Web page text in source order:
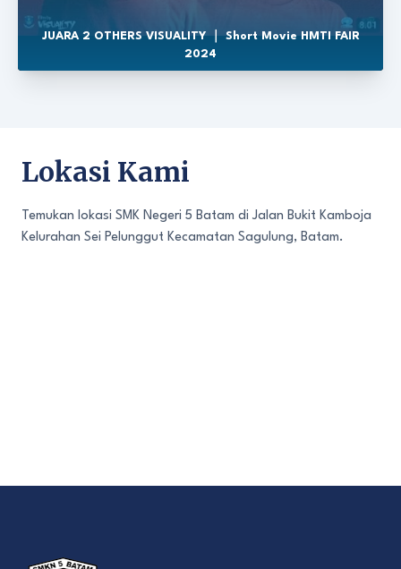
JUARA 2 OTHERS VISUALITY ｜ Short Movie HMTI FAIR
2024
Lokasi Kami
Temukan lokasi SMK Negeri 5 Batam di Jalan Bukit Kamboja
Kelurahan Sei Pelunggut Kecamatan Sagulung, Batam.